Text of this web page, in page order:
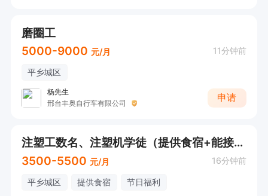
磨圈工
5000-9000 元/月 11分钟前
平乡城区
杨先生
邢台丰奥自行车有限公司
申请
注塑工数名、注塑机学徒（提供食宿+能接受倒班）
3500-5500 元/月 16分钟前
平乡城区 提供食宿 节日福利